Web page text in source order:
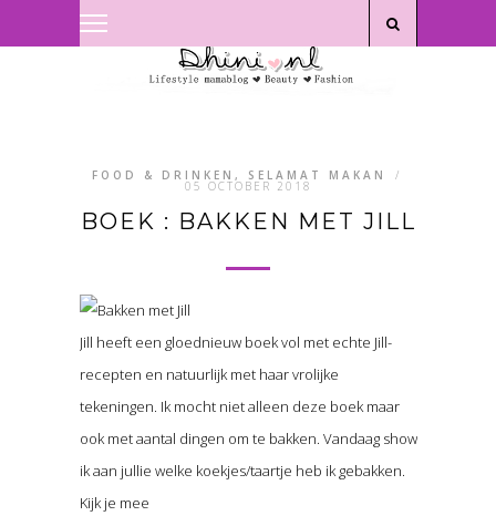
FOOD & DRINKEN, SELAMAT MAKAN /
05 OCTOBER 2018
BOEK : BAKKEN MET JILL
Jill heeft een gloednieuw boek vol met echte Jill-
recepten en natuurlijk met haar vrolijke
tekeningen. Ik mocht niet alleen deze boek maar
ook met aantal dingen om te bakken. Vandaag show
ik aan jullie welke koekjes/taartje heb ik gebakken.
Kijk je mee